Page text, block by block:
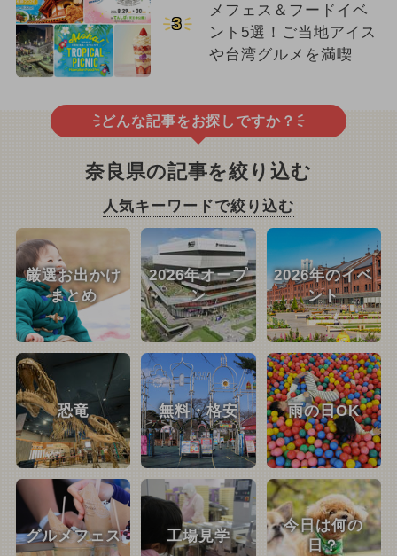
3
メフェス＆フードイベ
ント5選！ご当地アイス
や台湾グルメを満喫
どんな記事をお探しですか？
奈良県の記事を絞り込む
人気キーワードで絞り込む
厳選お出かけ
まとめ
2026年オープ
ン
2026年のイベ
ント
恐竜 無料・格安 雨の日OK
グルメフェス 工場見学
今日は何の
日？